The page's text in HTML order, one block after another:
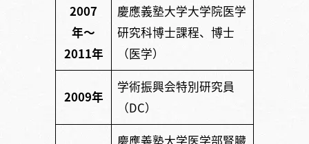
2007
年〜
2011年
慶應義塾大学大学院医学
研究科博士課程、博士
（医学）
2009年
学術振興会特別研究員
（DC）
慶應義塾大学医学部腎臓